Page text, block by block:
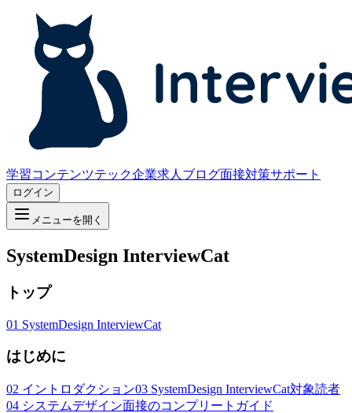
学習コンテンツテック企業求人 ブログ面接対策サポート
ログイン
メニューを開く
SystemDesign InterviewCat
トップ
01 SystemDesign InterviewCat
はじめに
02 イントロダクション03 SystemDesign InterviewCat対象読者
04 システムデザイン面接のコンプリートガイド